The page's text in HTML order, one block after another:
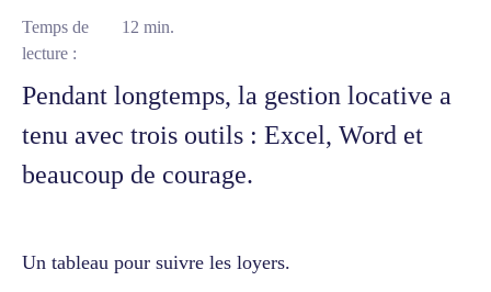
Temps de
lecture :
12 min.
Pendant longtemps, la gestion locative a
tenu avec trois outils : Excel, Word et
beaucoup de courage.
Un tableau pour suivre les loyers.